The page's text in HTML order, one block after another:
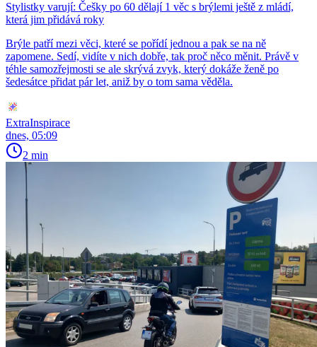
Stylistky varují: Češky po 60 dělají 1 věc s brýlemi ještě z mládí,
která jim přidává roky
Brýle patří mezi věci, které se pořídí jednou a pak se na ně
zapomene. Sedí, vidíte v nich dobře, tak proč něco měnit. Právě v
téhle samozřejmosti se ale skrývá zvyk, který dokáže ženě po
šedesátce přidat pár let, aniž by o tom sama věděla.
ExtraInspirace
dnes, 05:09
2 min